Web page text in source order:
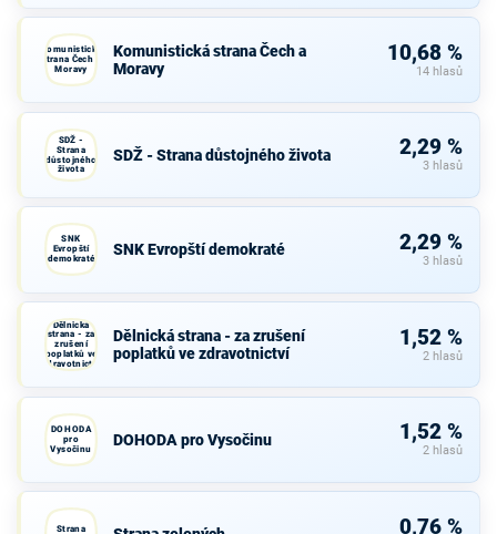
Komunistická
strana Čech a
Moravy
Komunistická strana Čech a
Moravy
10,68 %
14 hlasů
SDŽ -
Strana
důstojného
života
SDŽ - Strana důstojného života 2,29 %
3 hlasů
SNK
Evropští
demokraté
SNK Evropští demokraté 2,29 %
3 hlasů
Dělnická
strana - za
zrušení
poplatků ve
zdravotnictví
Dělnická strana - za zrušení
poplatků ve zdravotnictví
1,52 %
2 hlasů
DOHODA
pro
Vysočinu
DOHODA pro Vysočinu 1,52 %
2 hlasů
Strana
0,76 %